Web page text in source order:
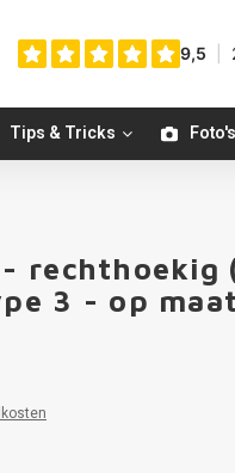
Tips & Tricks
rechthoekig
3 - op